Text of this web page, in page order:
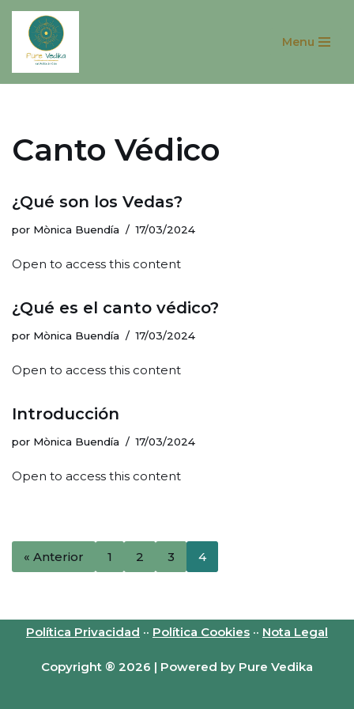
Saltar
contenido
Menu
Canto Védico
¿Qué son los Vedas?
por Mònica Buendía 17/03/2024
Open to access this content
¿Qué es el canto védico?
por Mònica Buendía 17/03/2024
Open to access this content
Introducción
por Mònica Buendía 17/03/2024
Open to access this content
« Anterior 1 2 3 4
Política Privacidad ·· Política Cookies ·· Nota Legal
Copyright ® 2026 | Powered by Pure Vedika